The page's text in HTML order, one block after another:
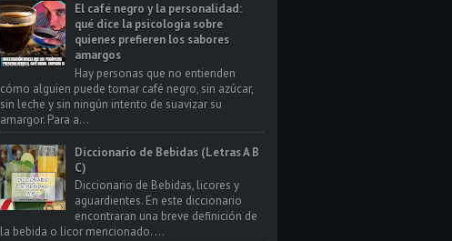
El café negro y la personalidad:
qué dice la psicología sobre
quienes prefieren los sabores
amargos
Hay personas que no entienden
cómo alguien puede tomar café negro, sin azúcar,
sin leche y sin ningún intento de suavizar su
amargor. Para a...
Diccionario de Bebidas (Letras A B
C)
Diccionario de Bebidas, licores y
aguardientes. En este diccionario
encontraran una breve definición de
la bebida o licor mencionado. ...